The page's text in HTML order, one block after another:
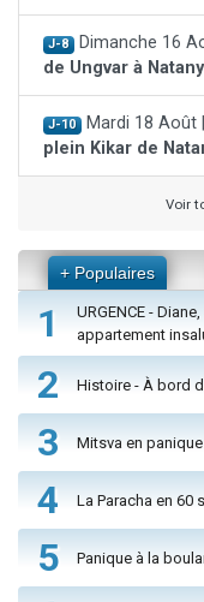
J-8 Dimanche 16
de Ungvar à
J-10 Mardi 18 Août |
plein Kikar de
Voir
+ Populaires
1
URGENCE -
appartement
2 Histoire - À bord
3 Mitsva en
4 La Paracha en 60
5 Panique à la